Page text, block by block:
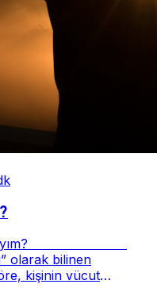
Mıyım?
olarak bilinen
kişinin vücut